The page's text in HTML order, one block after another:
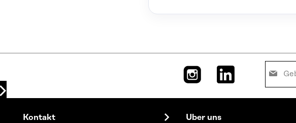
Sie
sich
für
Kontakt
Über uns